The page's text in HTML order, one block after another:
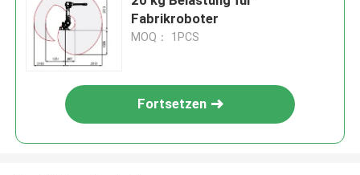
Fabrikroboter
MOQ： 1PCS
Fortsetzen